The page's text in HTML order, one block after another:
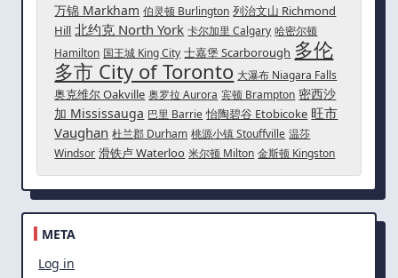
万锦 Markham 伯灵顿 Burlington 列治文山 Richmond
Hill 北约克 North York 卡尔加里 Calgary 哈密尔顿
Hamilton 国王城 King City 士嘉堡 Scarborough 多伦
多市 City of Toronto 大瀑布 Niagara Falls
奥克维尔 Oakville 奥罗拉 Aurora 宾顿 Brampton 密西沙
加 Mississauga 巴里 Barrie 怡陶碧谷 Etobicoke 旺市
Vaughan 杜兰郡 Durham 桃源小镇 Stouffville 温莎
Windsor 滑铁卢 Waterloo 米尔顿 Milton 金斯顿 Kingston
META
Log in